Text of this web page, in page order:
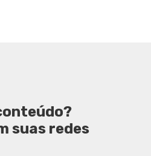
suas redes